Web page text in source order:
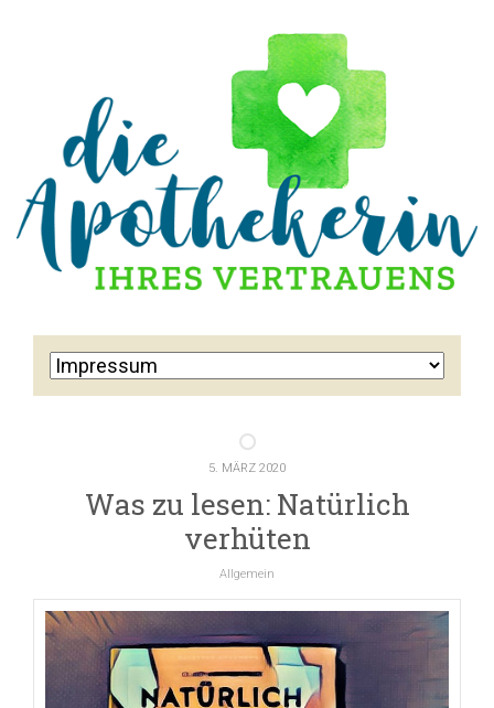
5. MÄRZ 2020
Was zu lesen: Natürlich
verhüten
Allgemein